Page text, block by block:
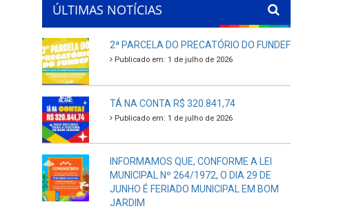
ÚLTIMAS NOTÍCIAS
2ª PARCELA DO PRECATÓRIO DO FUNDEF
Publicado em: 1 de julho de 2026
TÁ NA CONTA R$ 320.841,74
Publicado em: 1 de julho de 2026
INFORMAMOS QUE, CONFORME A LEI
MUNICIPAL Nº 264/1972, O DIA 29 DE
JUNHO É FERIADO MUNICIPAL EM BOM
JARDIM